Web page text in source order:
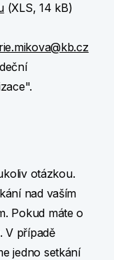
(XLS, 14 kB)
otázkou.
nad vaším
Pokud máte o
V případě
jedno setkání